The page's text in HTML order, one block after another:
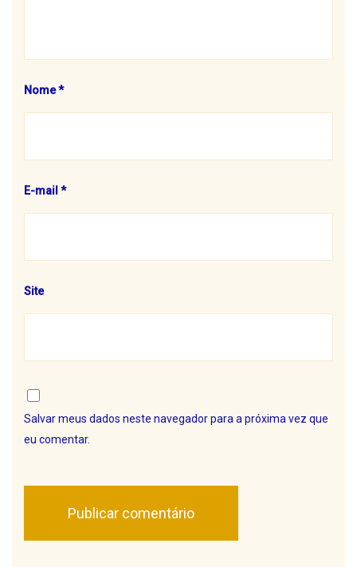
Nome*
E-mail *
Site
Salvar meus dados neste navegador para a próxima vez que
eu comentar.